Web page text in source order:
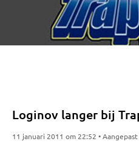
Loginov langer bij
11 januari 2011 om 22:52 •